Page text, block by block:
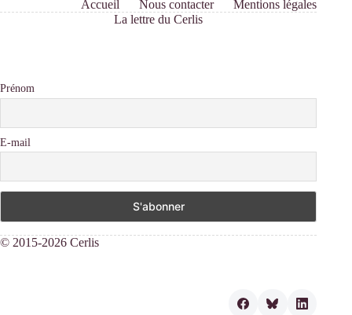
Accueil Nous contacter
Mentions légales
La lettre du Cerlis
Prénom
E-mail
© 2015-2026 Cerlis